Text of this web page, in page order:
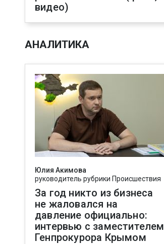
видео)
АНАЛИТИКА
Юлия Акимова
руководитель рубрики Происшествия
За год никто из бизнеса
не жаловался на
давление официально:
интервью с заместителем
Генпрокурора Крымом